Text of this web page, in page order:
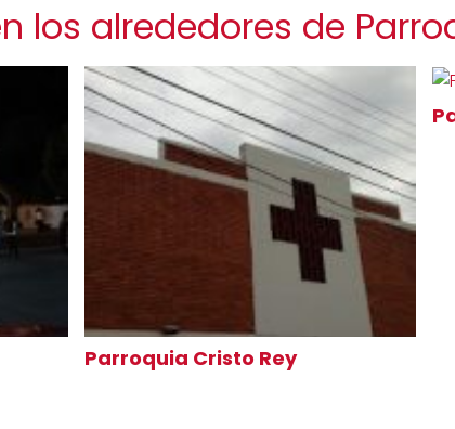
los alrededores de
Parroquia Cristo Rey